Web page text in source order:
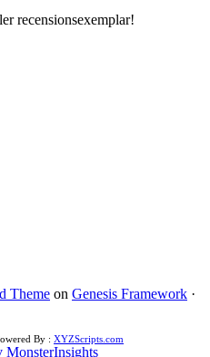
recensionsexemplar!
Theme on Genesis Framework ·
By : XYZScripts.com